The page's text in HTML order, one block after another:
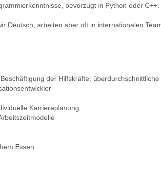
bevorzugt in Python oder
Deutsch, arbeiten aber oft in internationalen
der Hilfskräfte: überdurchschnittliche
Karriereplanung
Essen